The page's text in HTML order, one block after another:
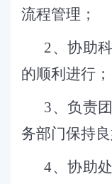
流程管理；
2、协助
的顺利进行；
3、负责
务部门保持良
4、协助